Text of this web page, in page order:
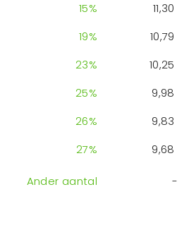
15%
11,30
19%
10,79
23%
10,25
25%
9,98
26%
9,83
27% 9,68
Ander aantal -